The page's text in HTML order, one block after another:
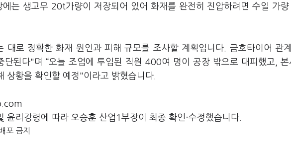
는 생고무 20t가량이 저장되어 있어 화재를 완전히 진압하려면 수일 가량
대로 정확한 화재 원인과 피해 규모를 조사할 계획입니다. 금호타이어 관
단된다"며 “오늘 조업에 투입된 직원 400여 명이 공장 밖으로 대피했고, 본
상황을 확인할 예정"이라고 밝혔습니다.
윤리강령에 따라 오승훈 산업1부장이 최종 확인·수정했습니다.
포 금지